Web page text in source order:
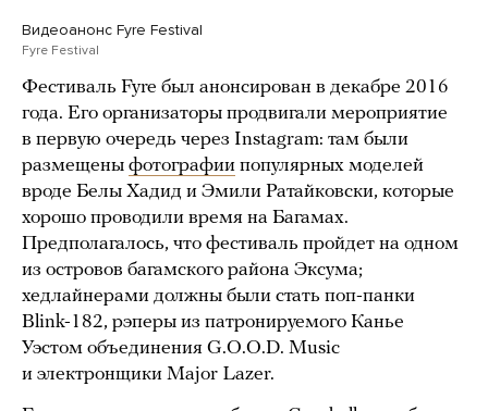
Видеоанонс Fyre Festival
Fyre Festival
Фестиваль Fyre был анонсирован в декабре 2016
года. Его организаторы продвигали мероприятие
в первую очередь через Instagram: там были
размещены фотографии популярных моделей
вроде Белы Хадид и Эмили Ратайковски, которые
хорошо проводили время на Багамах.
Предполагалось, что фестиваль пройдет на одном
из островов багамского района Эксума;
хедлайнерами должны были стать поп-панки
Blink-182, рэперы из патронируемого Канье
Уэстом объединения G.O.O.D. Music
и электронщики Major Lazer.